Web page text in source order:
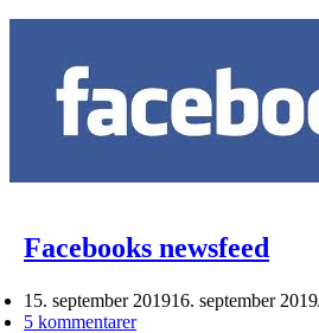
Facebooks newsfeed
15. september 201916. september 2019
5 kommentarer